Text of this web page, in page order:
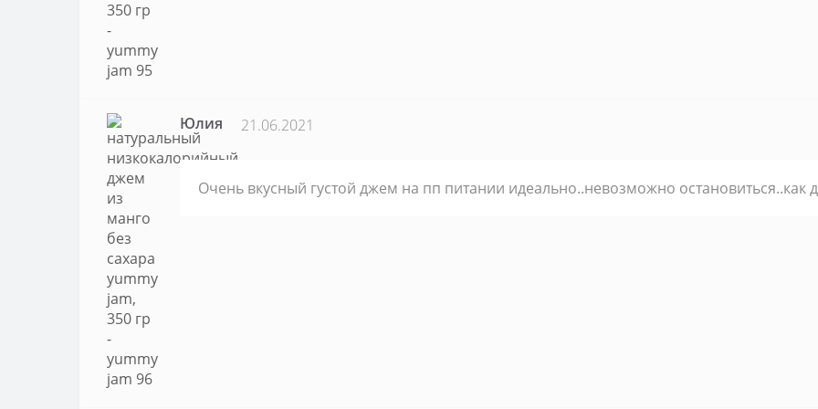
Юлия 21.06.2021
Очень вкусный густой джем на пп питании идеально..невозможно остановиться..как